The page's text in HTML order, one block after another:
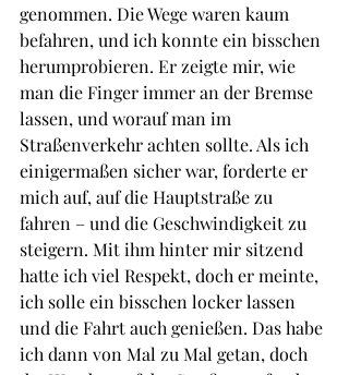
genommen. Die Wege waren kaum
befahren, und ich konnte ein bisschen
herumprobieren. Er zeigte mir, wie
man die Finger immer an der Bremse
lassen, und worauf man im
Straßenverkehr achten sollte. Als ich
einigermaßen sicher war, forderte er
mich auf, auf die Hauptstraße zu
fahren – und die Geschwindigkeit zu
steigern. Mit ihm hinter mir sitzend
hatte ich viel Respekt, doch er meinte,
ich solle ein bisschen locker lassen
und die Fahrt auch genießen. Das habe
ich dann von Mal zu Mal getan, doch